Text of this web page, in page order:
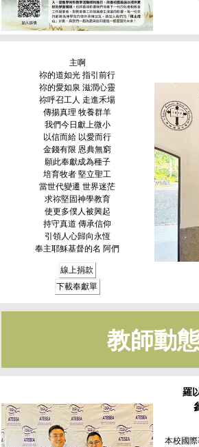
主啊
祢的道如光 指引前行
祢的愛如泉 滋潤心靈
祢呼召工人 走進禾場
傳揚真理 牧養群羊
我們今日獻上微小
以信而給 以愛而行
金錢有限 恩典無窮
願此奉獻成為種子
培育牧者 堅立聖工
當世代變遷 世界迷茫
求祢堅固神學教育
使更多僕人被興起
持守真道 傳承信仰
引領人心歸向永恆
奉主耶穌基督的名 阿們
線上捐款
下載奉獻單
教師動
羅
本校國